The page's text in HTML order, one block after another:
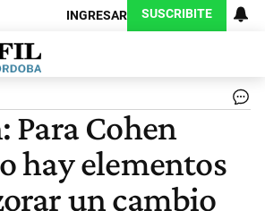
INGRESAR SUSCRIBITE
Para Cohen
hay elementos
un cambio